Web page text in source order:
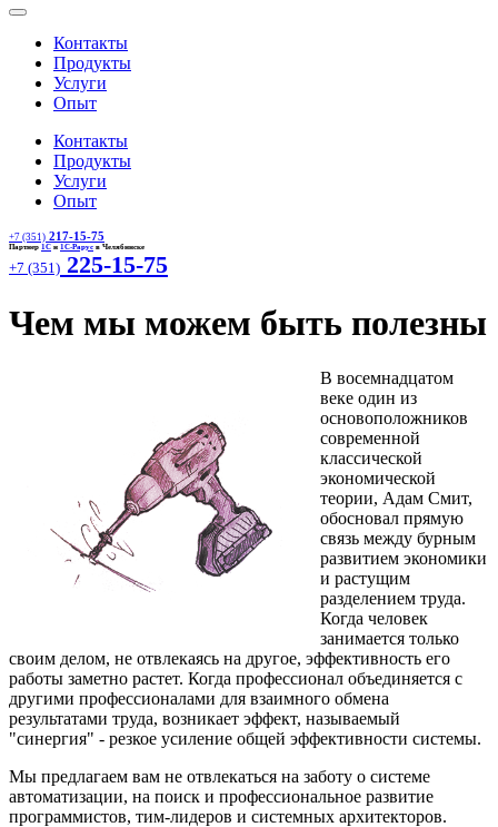
Контакты
Продукты
Услуги
Опыт
Контакты
Продукты
Услуги
Опыт
+7 (351) 217-15-75
Партнер 1С и 1С-Рарус в Челябинске
+7 (351) 225-15-75
Чем мы можем быть полезны
В восемнадцатом
веке один из
основоположников
современной
классической
экономической
теории, Адам Смит,
обосновал прямую
связь между бурным
развитием экономики
и растущим
разделением труда.
Когда человек
занимается только
своим делом, не отвлекаясь на другое, эффективность его
работы заметно растет. Когда профессионал объединяется с
другими профессионалами для взаимного обмена
результатами труда, возникает эффект, называемый
"синергия" - резкое усиление общей эффективности системы.
Мы предлагаем вам не отвлекаться на заботу о системе
автоматизации, на поиск и профессиональное развитие
программистов, тим-лидеров и системных архитекторов.